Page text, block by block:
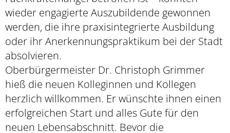
wieder engagierte Auszubildende gewonnen
werden, die ihre praxisintegrierte Ausbildung
oder ihr Anerkennungspraktikum bei der Stadt
absolvieren.
Oberbürgermeister Dr. Christoph Grimmer
hieß die neuen Kolleginnen und Kollegen
herzlich willkommen. Er wünschte ihnen einen
erfolgreichen Start und alles Gute für den
neuen Lebensabschnitt. Bevor die